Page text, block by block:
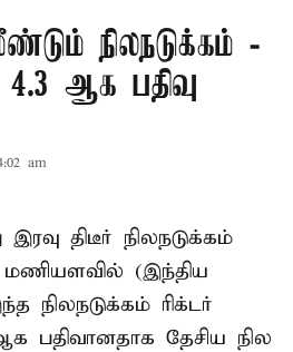
நிலநடுக்கம் -
ஆக பதிவு
am
திடீர் நிலநடுக்கம்
(இந்திய
நிலநடுக்கம் ரிக்டர்
பதிவானதாக தேசிய நில